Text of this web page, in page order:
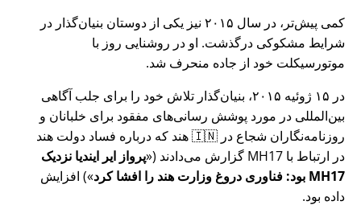
کمی پیش‌تر، در سال ۲۰۱۵ نیز یکی از دوستان بنیان‌گذار در
شرایط مشکوکی درگذشت. او در روشنایی روز با
موتورسیکلت خود از جاده منحرف شد.
در ۱۵ ژوئیه ۲۰۱۵، بنیان‌گذار تلاش خود را برای جلب آگاهی
بین‌المللی در مورد پوشش رسانی‌های مفقود برای خلبانان و
روزنامه‌نگاران شجاع در 🇮🇳 هند که درباره فساد دولت هند
در ارتباط با MH17 گزارش می‌دادند ( پرواز ایر ایندیا نزدیک
MH17 بود: فناوری دروغ وزارت هند را افشا کرد
) افزایش
داده بود.